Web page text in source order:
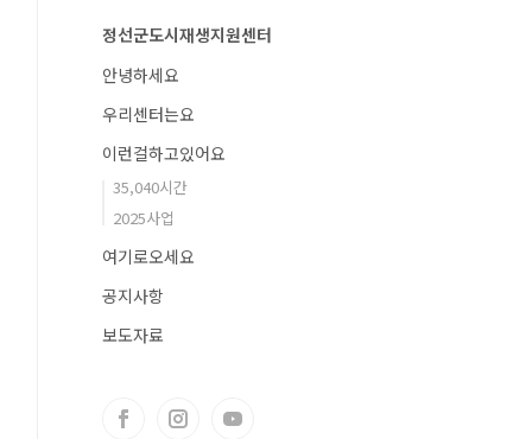
정선군도시재생지원센터
안녕하세요
우리센터는요
이런걸하고있어요
35,040시간
2025사업
여기로오세요
공지사항
보도자료